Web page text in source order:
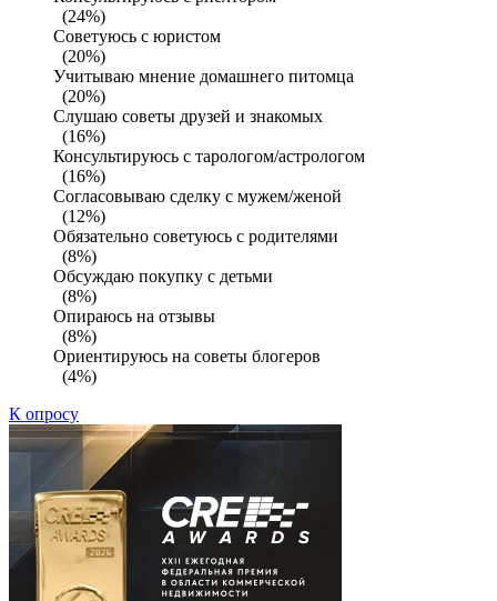
(24%)
Советуюсь с юристом
(20%)
Учитываю мнение домашнего питомца
(20%)
Слушаю советы друзей и знакомых
(16%)
Консультируюсь с тарологом/астрологом
(16%)
Согласовываю сделку с мужем/женой
(12%)
Обязательно советуюсь с родителями
(8%)
Обсуждаю покупку с детьми
(8%)
Опираюсь на отзывы
(8%)
Ориентируюсь на советы блогеров
(4%)
К опросу